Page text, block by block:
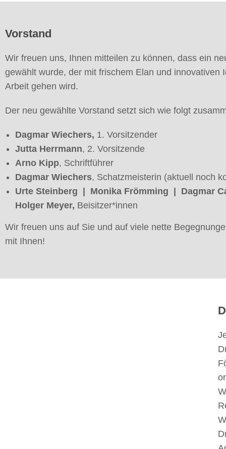
Vorstand
Wir freuen uns, Ihnen mitteilen zu können, dass ein
gewählt wurde, der mit frischem Elan und innovativen
Arbeit gehen wird.
Der neu gewählte Vorstand setzt sich wie folgt
Dagmar Wiechers, 1. Vorsitzender
Jutta Herrmann, 2. Vorsitzende
Arno Kipp, Schriftführer
Dagmar Wiechers, Schatzmeisterin (aktuell noch
Urte Steinberg | Monika Frömming | Dagmar
Holger Meyer, Beisitzer*innen
Wir freuen uns auf Sie und auf viele nette
mit Ihnen!